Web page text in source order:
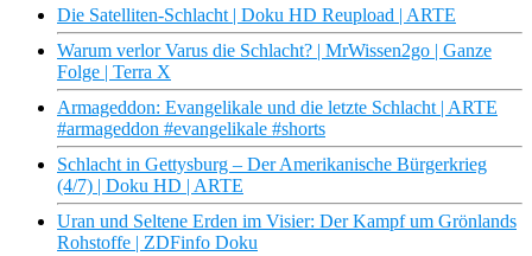
Die Satelliten-Schlacht | Doku HD Reupload | ARTE
Warum verlor Varus die Schlacht? | MrWissen2go | Ganze
Folge | Terra X
Armageddon: Evangelikale und die letzte Schlacht | ARTE
#armageddon #evangelikale #shorts
Schlacht in Gettysburg – Der Amerikanische Bürgerkrieg
(4/7) | Doku HD | ARTE
Uran und Seltene Erden im Visier: Der Kampf um Grönlands
Rohstoffe | ZDFinfo Doku